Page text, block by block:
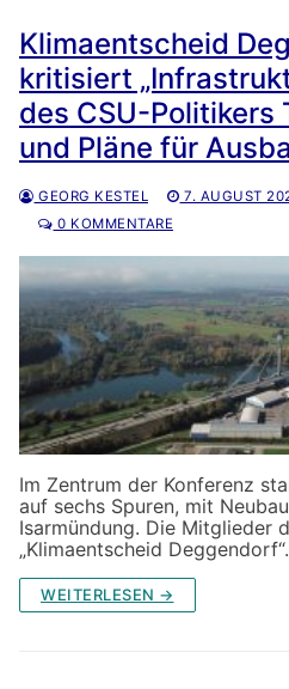
Klimaentscheid
kritisiert
des CSU-Politikers
und Pläne für
GEORG KESTEL 7. AUGUST
0 KOMMENTARE
Im Zentrum der Konferenz
auf sechs Spuren, mit
Isarmündung. Die Mitglieder
„Klimaentscheid
WEITERLESEN →